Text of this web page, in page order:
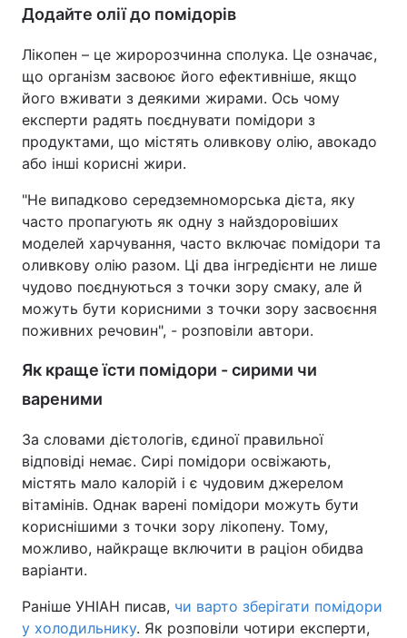
Додайте олії до помідорів
Лікопен – це жиророзчинна сполука. Це означає,
що організм засвоює його ефективніше, якщо
його вживати з деякими жирами. Ось чому
експерти радять поєднувати помідори з
продуктами, що містять оливкову олію, авокадо
або інші корисні жири.
"Не випадково середземноморська дієта, яку
часто пропагують як одну з найздоровіших
моделей харчування, часто включає помідори та
оливкову олію разом. Ці два інгредієнти не лише
чудово поєднуються з точки зору смаку, але й
можуть бути корисними з точки зору засвоєння
поживних речовин", - розповіли автори.
Як краще їсти помідори - сирими чи
вареними
За словами дієтологів, єдиної правильної
відповіді немає. Сирі помідори освіжають,
містять мало калорій і є чудовим джерелом
вітамінів. Однак варені помідори можуть бути
кориснішими з точки зору лікопену. Тому,
можливо, найкраще включити в раціон обидва
варіанти.
Раніше УНІАН писав, чи варто зберігати помідори
у холодильнику. Як розповіли чотири експерти,